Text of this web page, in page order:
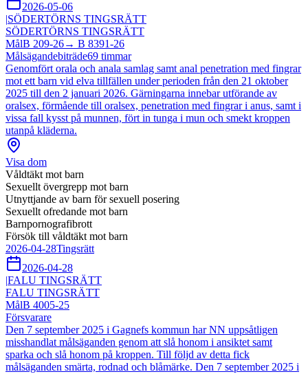
2026-05-06
|SÖDERTÖRNS TINGSRÄTT
SÖDERTÖRNS TINGSRÄTT
MålB 209-26→ B 8391-26
Målsägandebiträde69 timmar
Genomfört orala och anala samlag samt anal penetration med fingrar
mot ett barn vid elva tillfällen under perioden från den 21 oktober
2025 till den 2 januari 2026. Gärningarna innebar utförande av
oralsex, förmående till oralsex, penetration med fingrar i anus, samt i
vissa fall kysst på munnen, fört in tunga i mun och smekt kroppen
utanpå kläderna.
Visa dom
Våldtäkt mot barn
Sexuellt övergrepp mot barn
Utnyttjande av barn för sexuell posering
Sexuellt ofredande mot barn
Barnpornografibrott
Försök till våldtäkt mot barn
2026-04-28Tingsrätt
2026-04-28
|FALU TINGSRÄTT
FALU TINGSRÄTT
MålB 4005-25
Försvarare
Den 7 september 2025 i Gagnefs kommun har NN uppsåtligen
misshandlat målsäganden genom att slå honom i ansiktet samt
sparka och slå honom på kroppen. Till följd av detta fick
målsäganden smärta, rodnad och blåmärke. Den 7 september 2025 i